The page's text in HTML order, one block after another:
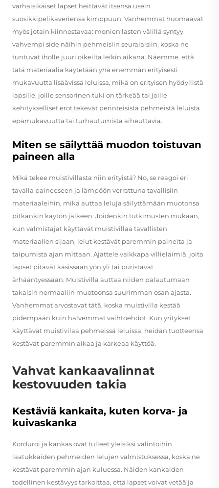
varhaisikäiset lapset heittävät itsensä usein
suosikkipelikaveriensa kimppuun. Vanhemmat huomaavat
myös jotain kiinnostavaa: monien lasten välillä syntyy
vahvempi side näihin pehmeisiin seuralaisiin, koska ne
tuntuvat iholle juuri oikeilta leikin aikana. Näemme, että
tätä materiaalia käytetään yhä enemmän erityisesti
mukavuutta lisäävissä leluissa, mikä on erityisen hyödyllistä
lapsille, joille sensorinen tuki on tärkeää tai joille
kehitykselliset erot tekevät perinteisistä pehmeistä leluista
epämukavuutta tai turhautumista aiheuttavia.
Miten se säilyttää muodon toistuvan
paineen alla
Mikä tekee muistivillasta niin erityistä? No, se reagoi eri
tavalla paineeseen ja lämpöön verrattuna tavallisiin
materiaaleihin, mikä auttaa leluja säilyttämään muotonsa
pitkänkin käytön jälkeen. Joidenkin tutkimusten mukaan,
kun valmistajat käyttävät muistivillaa tavallisten
materiaalien sijaan, lelut kestävät paremmin paineita ja
taipumista ajan mittaan. Ajattele vaikkapa villieläimiä, joita
lapset pitävät käsissään yön yli tai puristavat
ärhääntyessään. Muistivilla auttaa niiden palautumaan
takaisin normaaliin muotoonsa suurimman osan ajasta.
Vanhemmat arvostavat tätä, koska muistivilla kestää
pidempään kuin halvemmat vaihtoehdot. Kun yritykset
käyttävät muistivilaa pehmeissä leluissa, heidän tuotteensa
kestävät paremmin aikaa ja karkeaa käyttöä.
Vahvat kankaavalinnat
kestovuuden takia
Kestäviä kankaita, kuten korva- ja
kuivaskanka
Korduroi ja kankas ovat tulleet yleisiksi valintoihin
laatukkaiden pehmeiden lelujen valmistuksessa, koska ne
kestävät paremmin ajan kuluessa. Näiden kankaiden
todellinen kestävyys tarkoittaa, että lapset voivat vetää ja